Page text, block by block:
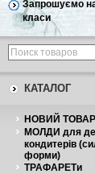
Запрошуємо
класи
КАТАЛОГ
НОВИЙ
МОЛДИ для
кондитерів
форми)
ТРАФАРЕТи